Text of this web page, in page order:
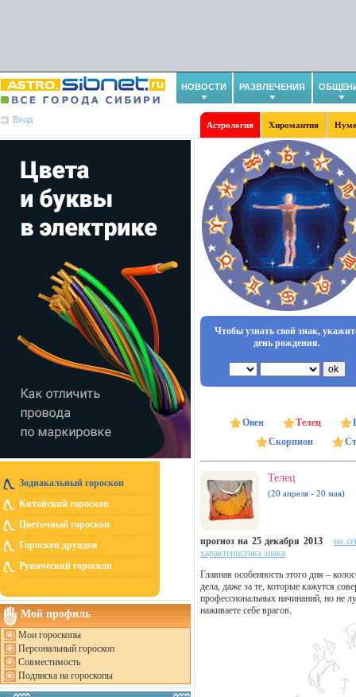
НОВОСТИ РАЗВЛЕЧЕНИЯ
Вход
Астрология Хиромантия
Зодиакальный гороскоп
Китайский гороскоп
Цветочный гороскоп
Гороскоп друидов
Рунический гороскоп
Мой профиль
Мои гороскопы
Персональный гороскоп
Совместимость
Подписка на гороскопы
Чтобы узнать свой знак,
день рождения.
Овен Телец
Скорпион
Телец
(20 апреля - 20 мая)
прогноз на 25 декабря 2013
на
характеристика знака
Главная особенность этого дня –
дела, даже за те, которые кажутся
профессиональных начинаний, но не
наживаете себе врагов.